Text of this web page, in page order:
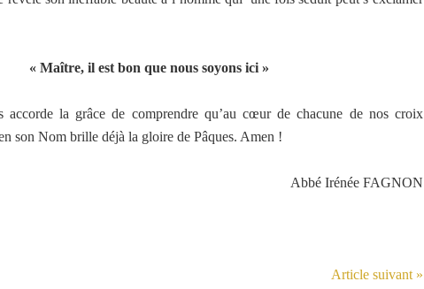
« Maître, il est bon que nous soyons ici »
accorde la grâce de comprendre qu’au cœur de chacune de nos croix
son Nom brille déjà la gloire de Pâques. Amen !
Abbé Irénée FAGNON
Article suivant »